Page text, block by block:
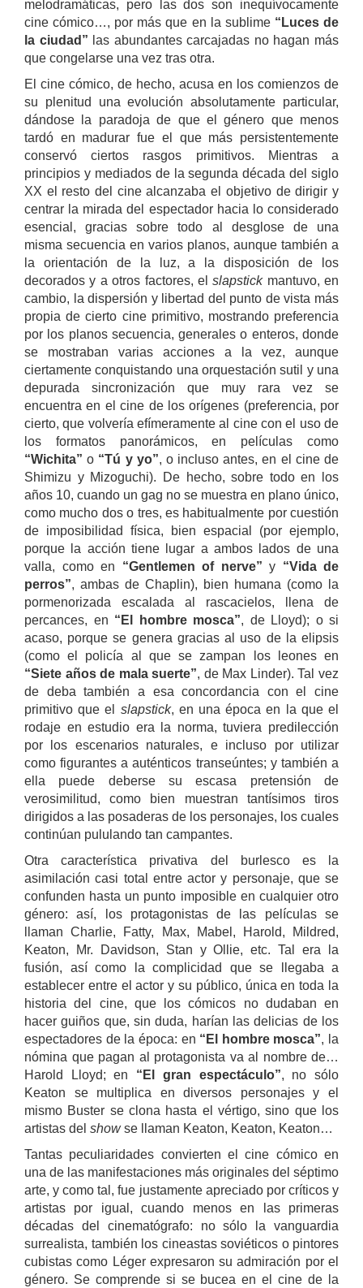
melodramáticas, pero las dos son inequívocamente
cine cómico…, por más que en la sublime “Luces de
la ciudad” las abundantes carcajadas no hagan más
que congelarse una vez tras otra.
El cine cómico, de hecho, acusa en los comienzos de
su plenitud una evolución absolutamente particular,
dándose la paradoja de que el género que menos
tardó en madurar fue el que más persistentemente
conservó ciertos rasgos primitivos. Mientras a
principios y mediados de la segunda década del siglo
XX el resto del cine alcanzaba el objetivo de dirigir y
centrar la mirada del espectador hacia lo considerado
esencial, gracias sobre todo al desglose de una
misma secuencia en varios planos, aunque también a
la orientación de la luz, a la disposición de los
decorados y a otros factores, elslapstickmantuvo, en
cambio, la dispersión y libertad del punto de vista más
propia de cierto cine primitivo, mostrando preferencia
por los planos secuencia, generales o enteros, donde
se mostraban varias acciones a la vez, aunque
ciertamente conquistando una orquestación sutil y una
depurada sincronización que muy rara vez se
encuentra en el cine de los orígenes (preferencia, por
cierto, que volvería efímeramente al cine con el uso de
los formatos panorámicos, en películas como
“Wichita” o “Tú y yo”, o incluso antes, en el cine de
Shimizu y Mizoguchi). De hecho, sobre todo en los
años 10, cuando un gag no se muestra en plano único,
como mucho dos o tres, es habitualmente por cuestión
de imposibilidad física, bien espacial (por ejemplo,
porque la acción tiene lugar a ambos lados de una
valla, como en “Gentlemen of nerve” y “Vida de
perros”, ambas de Chaplin), bien humana (como la
pormenorizada escalada al rascacielos, llena de
percances, en “El hombre mosca”, de Lloyd); o si
acaso, porque se genera gracias al uso de la elipsis
(como el policía al que se zampan los leones en
“Siete años de mala suerte”, de Max Linder). Tal vez
de deba también a esa concordancia con el cine
primitivo que el slapstick, en una época en la que el
rodaje en estudio era la norma, tuviera predilección
por los escenarios naturales, e incluso por utilizar
como figurantes a auténticos transeúntes; y también a
ella puede deberse su escasa pretensión de
verosimilitud, como bien muestran tantísimos tiros
dirigidos a las posaderas de los personajes, los cuales
continúan pululando tan campantes.
Otra característica privativa del burlesco es la
asimilación casi total entre actor y personaje, que se
confunden hasta un punto imposible en cualquier otro
género: así, los protagonistas de las películas se
llaman Charlie, Fatty, Max, Mabel, Harold, Mildred,
Keaton, Mr. Davidson, Stan y Ollie, etc. Tal era la
fusión, así como la complicidad que se llegaba a
establecer entre el actor y su público, única en toda la
historia del cine, que los cómicos no dudaban en
hacer guiños que, sin duda, harían las delicias de los
espectadores de la época: en “El hombre mosca”, la
nómina que pagan al protagonista va al nombre de…
Harold Lloyd; en “El gran espectáculo”, no sólo
Keaton se multiplica en diversos personajes y el
mismo Buster se clona hasta el vértigo, sino que los
artistas del showse llaman Keaton, Keaton, Keaton…
Tantas peculiaridades convierten el cine cómico en
una de las manifestaciones más originales del séptimo
arte, y como tal, fue justamente apreciado por críticos y
artistas por igual, cuando menos en las primeras
décadas del cinematógrafo: no sólo la vanguardia
surrealista, también los cineastas soviéticos o pintores
cubistas como Léger expresaron su admiración por el
género. Se comprende si se bucea en el cine de la